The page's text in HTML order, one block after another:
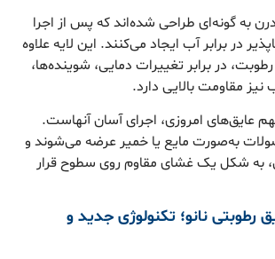
به گونه‌ای طراحی شده‌اند که پس از اجرا
در برابر آب ایجاد می‌کنند. این لایه علاوه
در برابر تغییرات دمایی، شوینده‌ها،
مقاومت بالایی دارد.
عایق‌های امروزی، اجرای آسان آنهاست.
به‌صورت مایع یا خمیر عرضه می‌شوند و
شکل یک غشای مقاوم روی سطوح قرار
نانو؛ تکنولوژی جدید و